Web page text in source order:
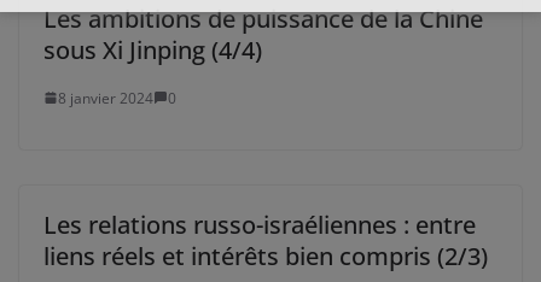
Les ambitions de puissance de la Chine
sous Xi Jinping (4/4)
8 janvier 2024 0
Les relations russo-israéliennes : entre
liens réels et intérêts bien compris (2/3)